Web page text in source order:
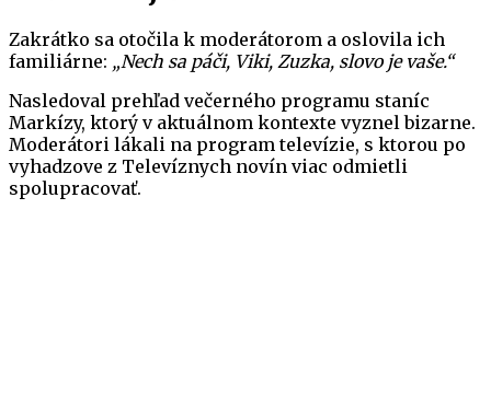
Zakrátko sa otočila k moderátorom a oslovila ich
familiárne: „Nech sa páči, Viki, Zuzka, slovo je vaše.“
Nasledoval prehľad večerného programu staníc
Markízy, ktorý v aktuálnom kontexte vyznel bizarne.
Moderátori lákali na program televízie, s ktorou po
vyhadzove z Televíznych novín viac odmietli
spolupracovať.